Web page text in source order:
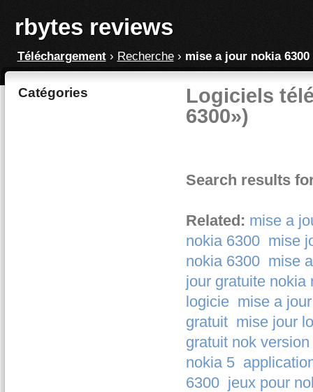
rbytes reviews
Téléchargement› Recherche› mise a jour nokia 6300
Catégories
Logiciels
6300»)
Search results
Related: mise a
nokia 6300 mise
nokia 6300 mise
jour gratuite nokia
logicie mise a
gratuit mise jour
gratuit nok
nokia 5
6300 jeux pour